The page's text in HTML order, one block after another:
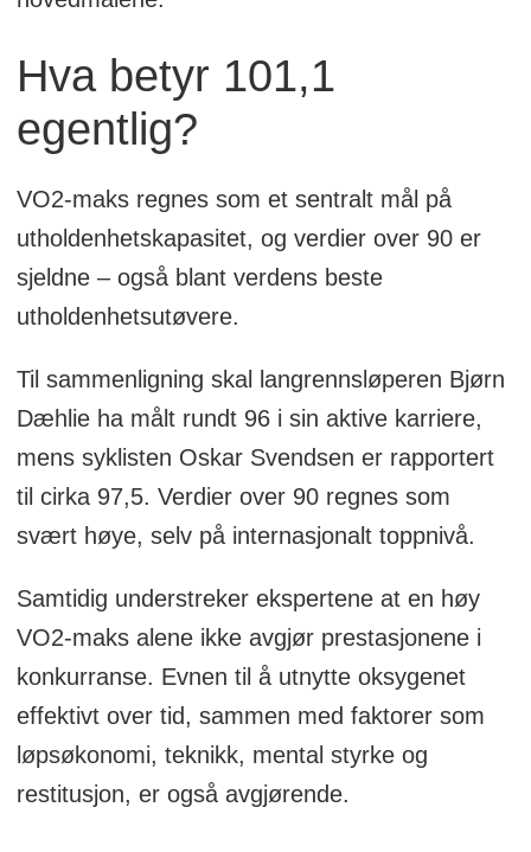
Hva betyr 101,1
egentlig?
VO2-maks regnes som et sentralt mål på
utholdenhetskapasitet, og verdier over 90 er
sjeldne – også blant verdens beste
utholdenhetsutøvere.
Til sammenligning skal langrennsløperen Bjørn
Dæhlie ha målt rundt 96 i sin aktive karriere,
mens syklisten Oskar Svendsen er rapportert
til cirka 97,5. Verdier over 90 regnes som
svært høye, selv på internasjonalt toppnivå.
Samtidig understreker ekspertene at en høy
VO2-maks alene ikke avgjør prestasjonene i
konkurranse. Evnen til å utnytte oksygenet
effektivt over tid, sammen med faktorer som
løpsøkonomi, teknikk, mental styrke og
restitusjon, er også avgjørende.